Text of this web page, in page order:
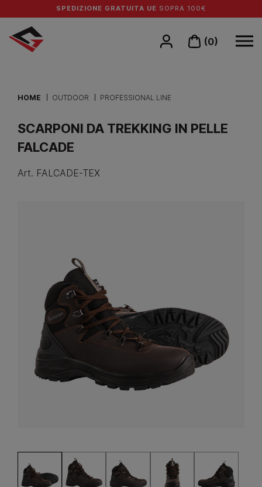
SPEDIZIONE GRATUITA UE SOPRA 100€
(0)
HOME OUTDOOR PROFESSIONAL LINE
SCARPONI DA TREKKING IN PELLE
FALCADE
Art. FALCADE-TEX